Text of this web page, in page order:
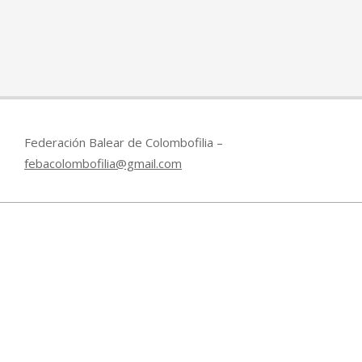
Federación Balear de Colombofilia –
febacolombofilia@gmail.com